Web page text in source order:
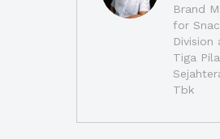
Brand
for
Division
Tiga
Tbk